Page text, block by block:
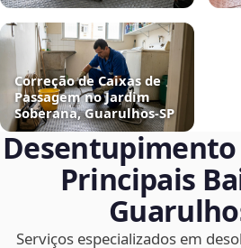
Correção de Caixas de
Passagem no Jardim
Soberana, Guarulhos‑SP
Desentupimento
Principais
Serviços especializados em